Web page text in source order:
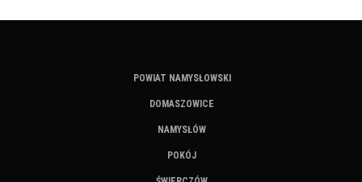
POWIAT NAMYSŁOWSKI
DOMASZOWICE
NAMYSŁÓW
POKÓJ